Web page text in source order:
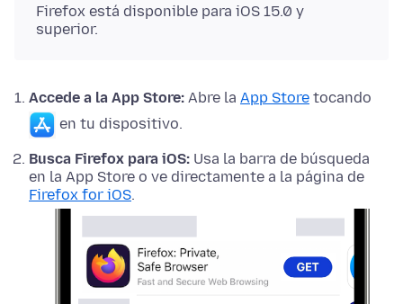
Firefox está disponible para iOS 15.0 y
superior.
Accede a la App Store: Abre la App Store tocando
en tu dispositivo.
Busca Firefox para iOS: Usa la barra de búsqueda
en la App Store o ve directamente a la página de
Firefox for iOS.